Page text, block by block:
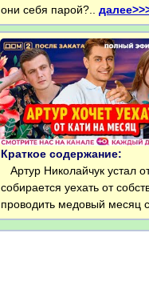
они себя парой?..
Краткое содержание:
Артур Николайчук устал
собирается уехать от
проводить медовый месяц с